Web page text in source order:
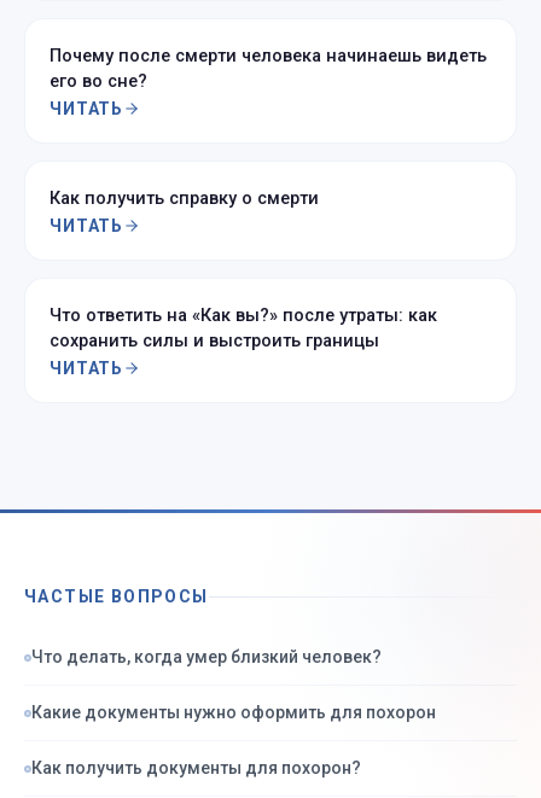
Почему после смерти человека начинаешь видеть
его во сне?
ЧИТАТЬ
Как получить справку о смерти
ЧИТАТЬ
Что ответить на «Как вы?» после утраты: как
сохранить силы и выстроить границы
ЧИТАТЬ
ЧАСТЫЕ ВОПРОСЫ
Что делать, когда умер близкий человек?
Какие документы нужно оформить для похорон
Как получить документы для похорон?